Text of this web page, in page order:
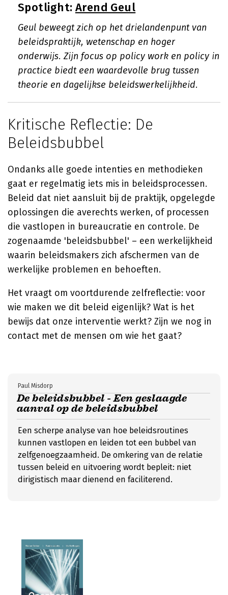
Spotlight: Arend Geul
Geul beweegt zich op het drielandenpunt van
beleidspraktijk, wetenschap en hoger
onderwijs. Zijn focus op policy work en policy in
practice biedt een waardevolle brug tussen
theorie en dagelijkse beleidswerkelijkheid.
Kritische Reflectie: De
Beleidsbubbel
Ondanks alle goede intenties en methodieken
gaat er regelmatig iets mis in beleidsprocessen.
Beleid dat niet aansluit bij de praktijk, opgelegde
oplossingen die averechts werken, of processen
die vastlopen in bureaucratie en controle. De
zogenaamde 'beleidsbubbel' – een werkelijkheid
waarin beleidsmakers zich afschermen van de
werkelijke problemen en behoeften.
Het vraagt om voortdurende zelfreflectie: voor
wie maken we dit beleid eigenlijk? Wat is het
bewijs dat onze interventie werkt? Zijn we nog in
contact met de mensen om wie het gaat?
De beleidsbubbel - Een geslaagde
aanval op de beleidsbubbel
Paul Misdorp
Een scherpe analyse van hoe beleidsroutines
kunnen vastlopen en leiden tot een bubbel van
zelfgenoegzaamheid. De omkering van de relatie
tussen beleid en uitvoering wordt bepleit: niet
dirigistisch maar dienend en faciliterend.